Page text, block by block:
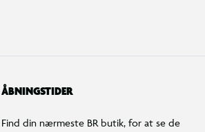
ÅBNINGSTIDER
Find din nærmeste BR butik, for at se de